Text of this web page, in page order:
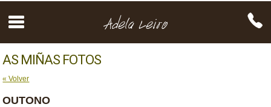
AS MIÑAS FOTOS
« Volver
OUTONO